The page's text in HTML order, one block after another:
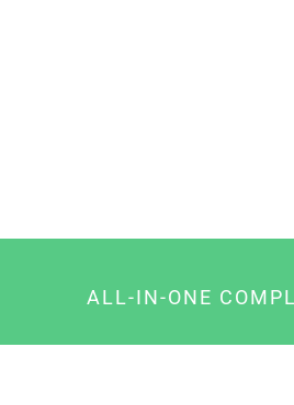
ALL-IN-ONE